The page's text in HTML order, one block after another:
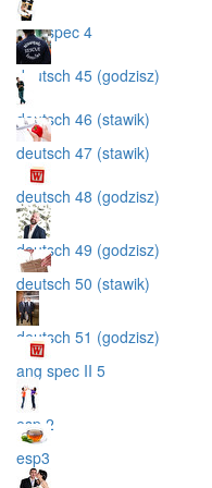
ang spec 4
deutsch 45 (godzisz)
deutsch 46 (stawik)
deutsch 47 (stawik)
deutsch 48 (godzisz)
deutsch 49 (godzisz)
deutsch 50 (stawik)
deutsch 51 (godzisz)
ang spec II 5
esp 2
esp3